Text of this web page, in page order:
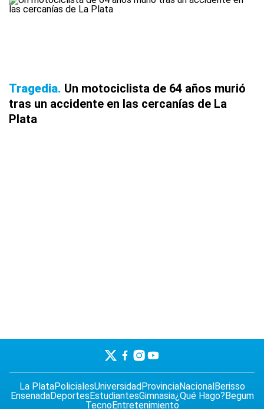
Tragedia Un motociclista de 64 años murió
tras un accidente en las cercanías de La
Plata
La PlataPolicialesUniversidadProvinciaNacionalBerisso
EnsenadaDeportesEstudiantesGimnasia¿Qué Hago?Begum
TecnoEntretenimiento